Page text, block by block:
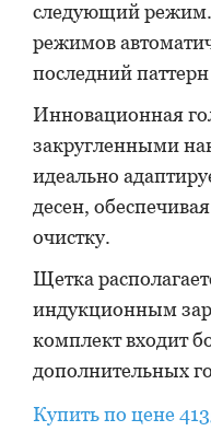
следующий
режимов
последний
Инновационная
закругленными
идеально
десен,
очистку.
Щетка
индукционным
комплект входит
дополнительных
Купить по цене